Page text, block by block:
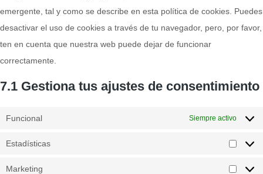
emergente, tal y como se describe en esta política de cookies. Puedes
desactivar el uso de cookies a través de tu navegador, pero, por favor,
ten en cuenta que nuestra web puede dejar de funcionar
correctamente.
7.1 Gestiona tus ajustes de consentimiento
Funcional Siempre activo
Estadísticas
Marketing